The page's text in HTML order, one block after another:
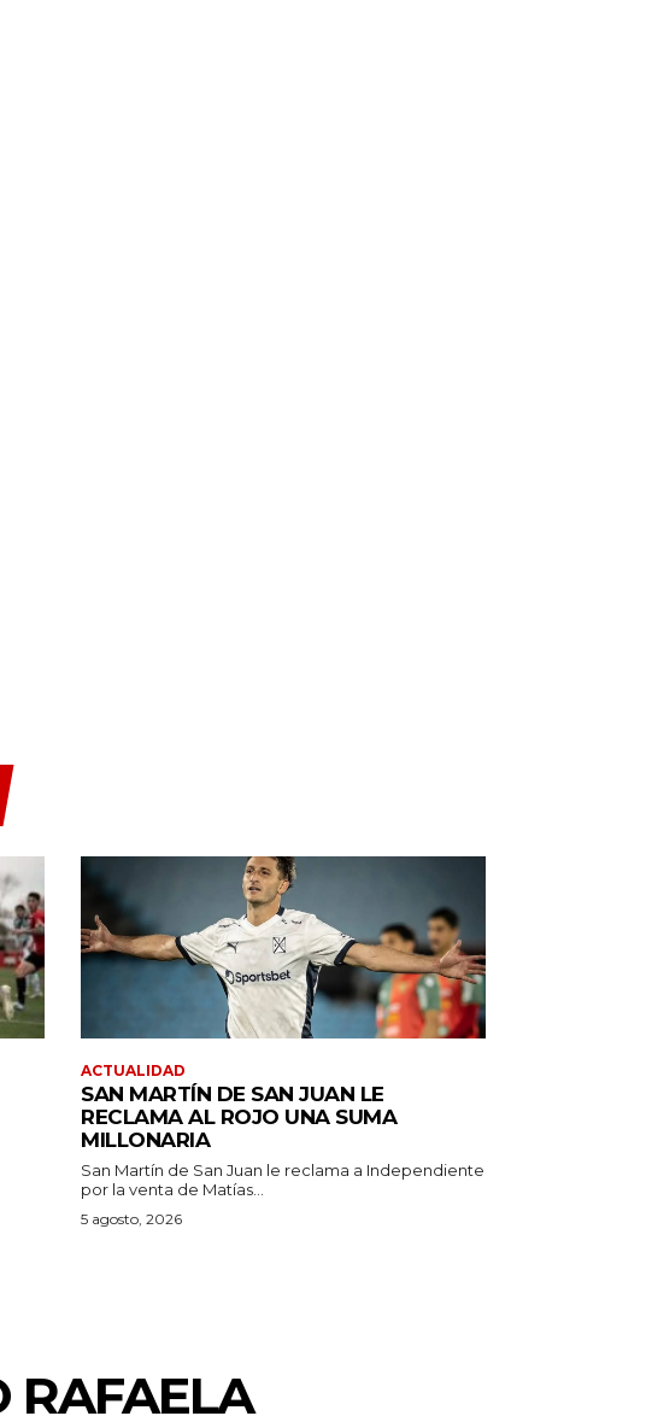
ACTUALIDAD
SAN MARTÍN DE SAN JUAN LE
RECLAMA AL ROJO UNA SUMA
MILLONARIA
San Martín de San Juan le reclama a Independiente
por la venta de Matías...
5 agosto, 2026